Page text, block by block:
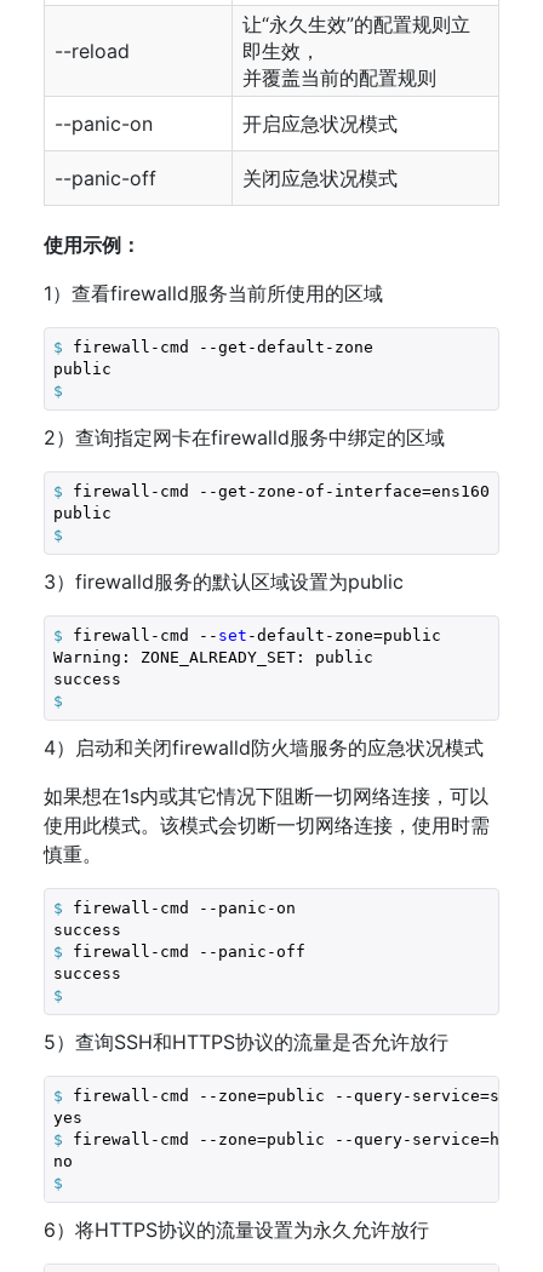
--reload
让“永久生效”的配置规则立
即生效，
并覆盖当前的配置规则
--panic-on
开启应急状况模式
--panic-off 关闭应急状况模式
使用示例：
1）查看firewalld服务当前所使用的区域
$ firewall-cmd --get-default-zone
$
2）查询指定网卡在firewalld服务中绑定的区域
$ firewall-cmd --get-zone-of-interface=ens160
$
3）firewalld服务的默认区域设置为public
$ firewall-cmd -- set -default-zone=public
Warning: ZONE_ALREADY_SET: public
$
4）启动和关闭firewalld防火墙服务的应急状况模式
如果想在1s内或其它情况下阻断一切网络连接，可以
使用此模式。该模式会切断一切网络连接，使用时需
慎重。
$ firewall-cmd --panic-on
$ firewall-cmd --panic-off
$
5）查询SSH和HTTPS协议的流量是否允许放行
$ firewall-cmd --zone=public --query-service=ssh
$ firewall-cmd --zone=public --query-service=https
$
6）将HTTPS协议的流量设置为永久允许放行